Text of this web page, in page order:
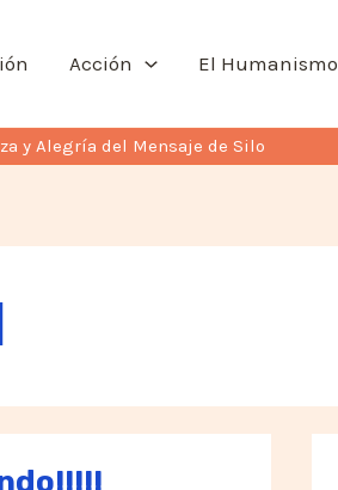
Acción El Humanismo
y Alegría del Mensaje de Silo